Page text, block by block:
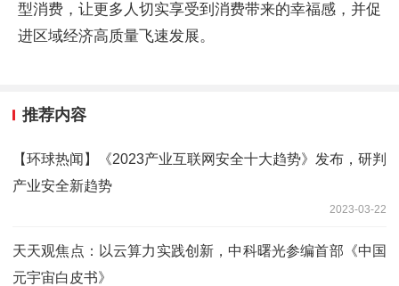
型消费，让更多人切实享受到消费带来的幸福感，并促
进区域经济高质量飞速发展。
推荐内容
【环球热闻】《2023产业互联网安全十大趋势》发布，研判
产业安全新趋势
2023-03-22
天天观焦点：以云算力实践创新，中科曙光参编首部《中国
元宇宙白皮书》